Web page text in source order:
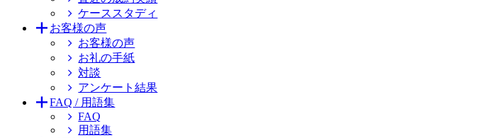
ケーススタディ
お客様の声
お客様の声
お礼の手紙
対談
アンケート結果
FAQ / 用語集
FAQ
用語集